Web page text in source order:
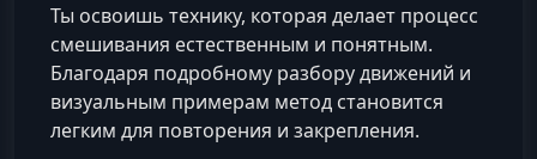
Ты освоишь технику, которая делает процесс
смешивания естественным и понятным.
Благодаря подробному разбору движений и
визуальным примерам метод становится
легким для повторения и закрепления.